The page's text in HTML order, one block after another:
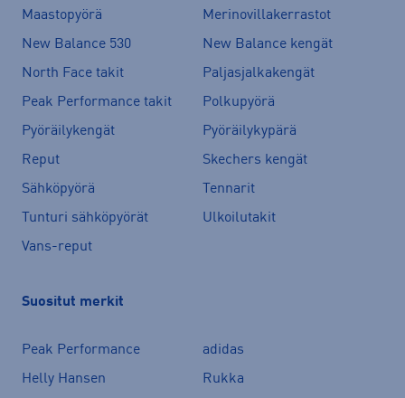
Maastopyörä
Merinovillakerrastot
New Balance 530
New Balance kengät
North Face takit
Paljasjalkakengät
Peak Performance takit
Polkupyörä
Pyöräilykengät
Pyöräilykypärä
Reput
Skechers kengät
Sähköpyörä
Tennarit
Tunturi sähköpyörät
Ulkoilutakit
Vans-reput
Suositut merkit
Peak Performance
adidas
Helly Hansen
Rukka